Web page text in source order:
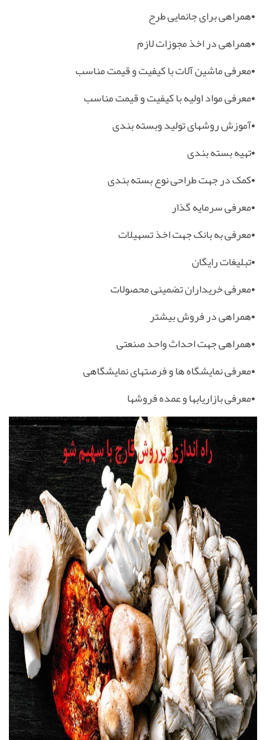
•همراهی برای جانمایی طرح
•همراهی در اخذ مجوزات لازم
•معرفی ماشین آلات با کیفیت و قیمت مناسب
•معرفی مواد اولیه با کیفیت و قیمت مناسب
•آموزش روشهای تولید وبسته بندی
•تهیه بسته بندی
•کمک در جهت طراحی نوع بسته بندی
•معرفی سرمایه گذار
•معرفی به بانک جهت اخذ تسهیلات
•تبلیغات رایگان
•معرفی خریداران تضمینی محصولات
•همراهی در فروش بیشتر
•همراهی جهت احداث واحد صنعتی
•معرفی نمایشگاه ها و فرصتهای نمایشگاهی
•معرفی بازاریابها و عمده فروشها